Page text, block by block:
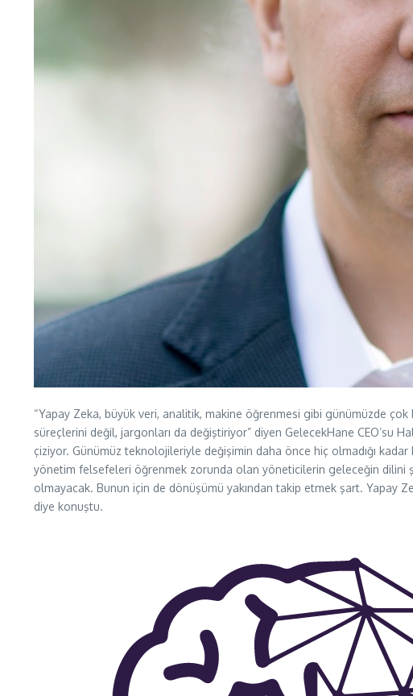
“Yapay Zeka, büyük veri, analitik, makine öğrenmesi gibi günümüzde
süreçlerini değil, jargonları da değiştiriyor” diyen GelecekHane CEO’su
çiziyor. Günümüz teknolojileriyle değişimin daha önce hiç olmadığı
yönetim felsefeleri öğrenmek zorunda olan yöneticilerin geleceğin dilini
olmayacak. Bunun için de dönüşümü yakından takip etmek şart. Yapay
diye konuştu.